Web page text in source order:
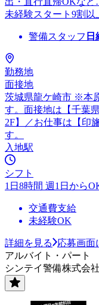
未経験スタート9割以
警備スタッフ 日
勤務地
面接地
茨城県龍ケ崎市 ※本
す。面接地は【千葉
2F】／お仕事は【印
す。
入地駅
シフト
1日8時間 週1日から
交通費支給
未経験OK
詳細を見る
応募画面
アルバイト・パート
シンテイ警備株式会